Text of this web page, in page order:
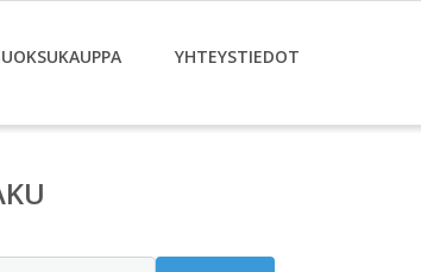
YHTEYSTIEDOT